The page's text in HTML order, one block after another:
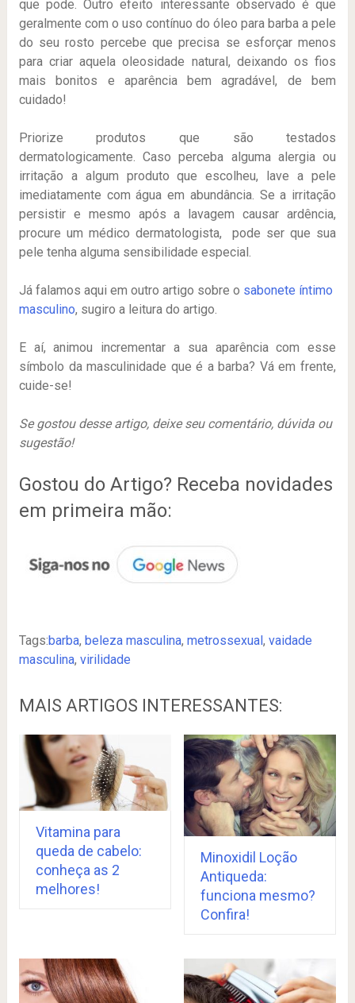
que pode. Outro efeito interessante observado é que
geralmente com o uso contínuo do óleo para barba a pele
do seu rosto percebe que precisa se esforçar menos
para criar aquela oleosidade natural, deixando os fios
mais bonitos e aparência bem agradável, de bem
cuidado!
Priorize produtos que são testados
dermatologicamente. Caso perceba alguma alergia ou
irritação a algum produto que escolheu, lave a pele
imediatamente com água em abundância. Se a irritação
persistir e mesmo após a lavagem causar ardência,
procure um médico dermatologista, pode ser que sua
pele tenha alguma sensibilidade especial.
Já falamos aqui em outro artigo sobre o sabonete íntimo
masculino, sugiro a leitura do artigo.
E aí, animou incrementar a sua aparência com esse
símbolo da masculinidade que é a barba? Vá em frente,
cuide-se!
Se gostou desse artigo, deixe seu comentário, dúvida ou
sugestão!
Gostou do Artigo? Receba novidades
em primeira mão:
Tags:barba, beleza masculina, metrossexual, vaidade
masculina, virilidade
MAIS ARTIGOS INTERESSANTES:
Vitamina para
queda de cabelo:
conheça as 2
melhores!
Minoxidil Loção
Antiqueda:
funciona mesmo?
Confira!